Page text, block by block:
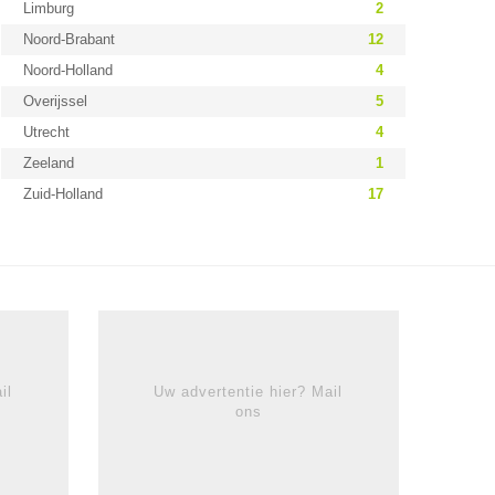
Limburg
2
Noord-Brabant
12
Noord-Holland
4
Overijssel
5
Utrecht
4
Zeeland
1
Zuid-Holland
17
Uw advertentie hier? Mail
ons